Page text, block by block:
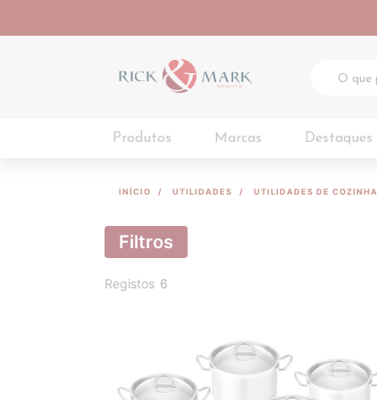
Produtos Marcas Destaques
INÍCIO UTILIDADES UTILIDADES DE COZINHA
Filtros
Registos 6